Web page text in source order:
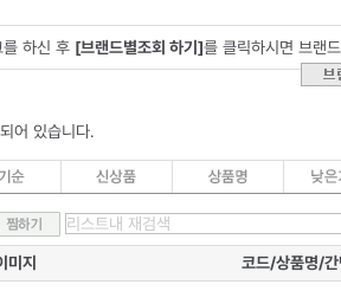
를 하신 후 [브랜드별조회 하기]를 클릭하시면 브랜
어 있습니다.
미지 코드/상품명/간